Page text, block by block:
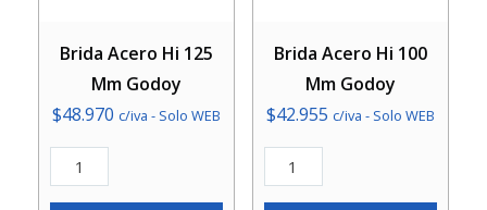
Brida Acero Hi 125
Mm Godoy
$48.970 c/iva - Solo WEB
Brida
Acero
Brida Acero Hi 100
Mm Godoy
$42.955 c/iva - Solo WEB
Brida
Acero